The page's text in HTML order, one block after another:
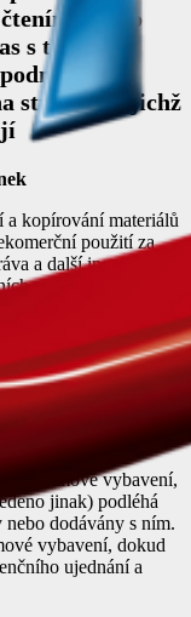
těchto
s těmito
stránky, jejichž
kopírování materiálů
použití za
a další instrukce s
materiálech nebo
jsou chráněny
použití (modifikace,
nebo distribuce pro
představovat narušení
jakékoli jiné webové
pro jakoukoli potřebu
programové vybavení,
jinak) podléhá
dodávány s ním.
vybavení, dokud
ujednání a